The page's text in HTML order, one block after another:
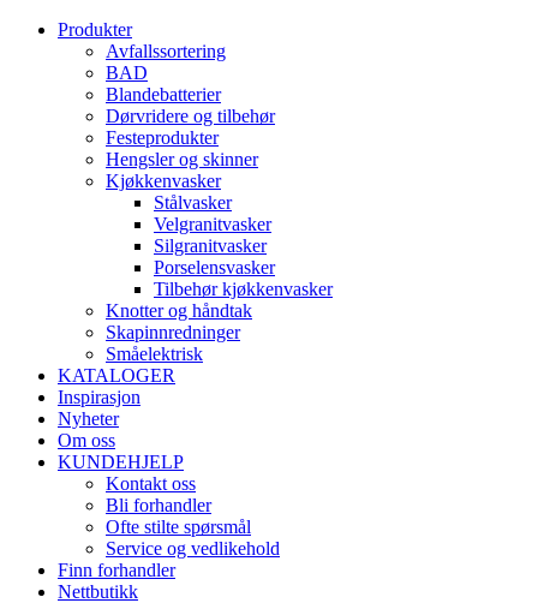
Produkter
Avfallssortering
BAD
Blandebatterier
Dørvridere og tilbehør
Festeprodukter
Hengsler og skinner
Kjøkkenvasker
Stålvasker
Velgranitvasker
Silgranitvasker
Porselensvasker
Tilbehør kjøkkenvasker
Knotter og håndtak
Skapinnredninger
Småelektrisk
KATALOGER
Inspirasjon
Nyheter
Om oss
KUNDEHJELP
Kontakt oss
Bli forhandler
Ofte stilte spørsmål
Service og vedlikehold
Finn forhandler
Nettbutikk